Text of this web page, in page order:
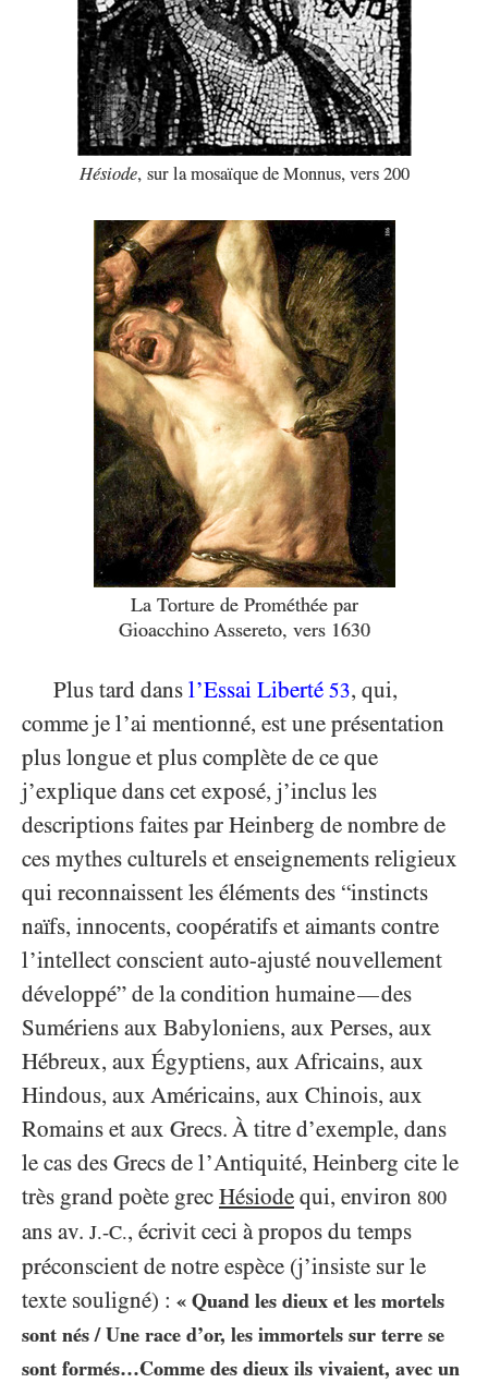
Hésiode, sur la mosaïque de Monnus, vers 200
La Torture de Prométhée par
Gioacchino Assereto, vers 1630
Plus tard dans l’Essai Liberté 53, qui,
comme je l’ai mentionné, est une présentation
plus longue et plus complète de ce que
j’explique dans cet exposé, j’inclus les
descriptions faites par Heinberg de nombre de
ces mythes culturels et enseignements religieux
qui reconnaissent les éléments des “instincts
naïfs, innocents, coopératifs et aimants contre
l’intellect conscient auto-ajusté nouvellement
développé” de la condition humaine—des
Sumériens aux Babyloniens, aux Perses, aux
Hébreux, aux Égyptiens, aux Africains, aux
Hindous, aux Américains, aux Chinois, aux
Romains et aux Grecs. À titre d’exemple, dans
le cas des Grecs de l’Antiquité, Heinberg cite le
très grand poète grec Hésiode qui, environ 800
ans av. J.-C., écrivit ceci à propos du temps
préconscient de notre espèce (j’insiste sur le
texte souligné) : « Quand les dieux et les mortels
sont nés / Une race d’or, les immortels sur terre se
sont formés…Comme des dieux ils vivaient, avec un